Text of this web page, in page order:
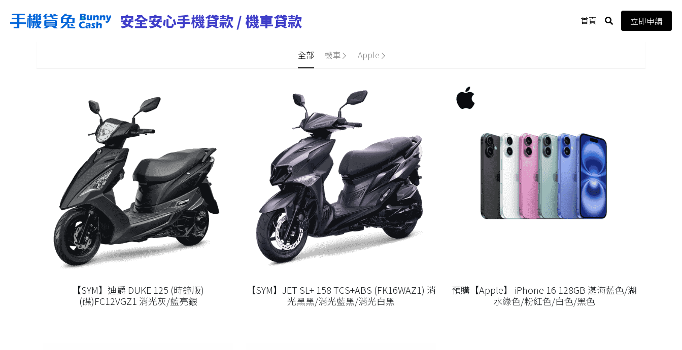
安全安心手機貸款 / 機車貸款 首頁 立即申請
全部 機車 Apple
【SYM】迪爵 DUKE 125 (時鐘版)
(碟)FC12VGZ1 消光灰/藍亮銀
【SYM】JET SL+ 158 TCS+ABS (FK16WAZ1) 消
光黑黑/消光藍黑/消光白黑
預購【Apple】 iPhone 16 128GB 湛海藍色/湖
水綠色/粉紅色/白色/黑色